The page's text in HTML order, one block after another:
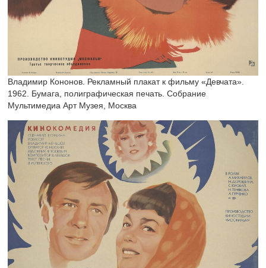
Владимир Кононов. Рекламный плакат к фильму «Девчата».
1962. Бумага, полиграфическая печать. Собрание
Мультимедиа Арт Музея, Москва